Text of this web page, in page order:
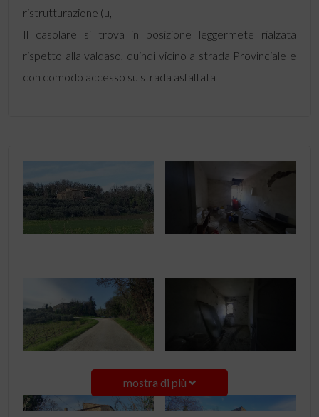
ristrutturazione (u,
Il casolare si trova in posizione leggermete rialzata
rispetto alla valdaso, quindi vicino a strada Provinciale e
con comodo accesso su strada asfaltata
mostra di più